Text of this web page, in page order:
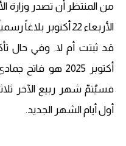
من المنتظر أن تصدر وزارة
الأربعاء 22 أكتوبر
أول أيام الشهر الجديد.